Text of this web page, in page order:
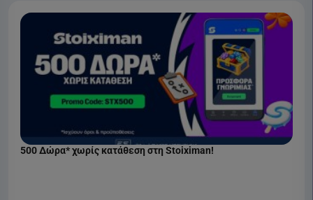
500 Δώρα* χωρίς κατάθεση στη Stoiximan!